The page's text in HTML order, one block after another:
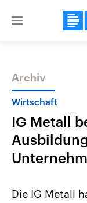
Close
Themen
Archiv
Wirtschaft
IG Metall
Die IG Metall